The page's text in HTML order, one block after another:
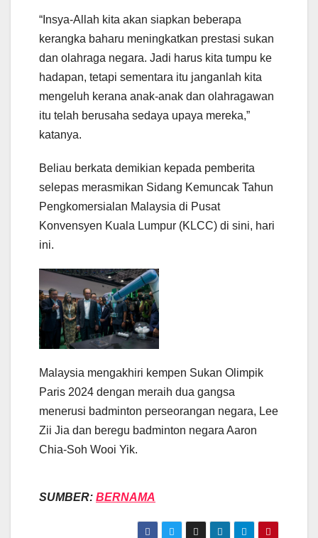
“Insya-Allah kita akan siapkan beberapa
kerangka baharu meningkatkan prestasi sukan
dan olahraga negara. Jadi harus kita tumpu ke
hadapan, tetapi sementara itu janganlah kita
mengeluh kerana anak-anak dan olahragawan
itu telah berusaha sedaya upaya mereka,”
katanya.
Beliau berkata demikian kepada pemberita
selepas merasmikan Sidang Kemuncak Tahun
Pengkomersialan Malaysia di Pusat
Konvensyen Kuala Lumpur (KLCC) di sini, hari
ini.
Malaysia mengakhiri kempen Sukan Olimpik
Paris 2024 dengan meraih dua gangsa
menerusi badminton perseorangan negara, Lee
Zii Jia dan beregu badminton negara Aaron
Chia-Soh Wooi Yik.
SUMBER: BERNAMA